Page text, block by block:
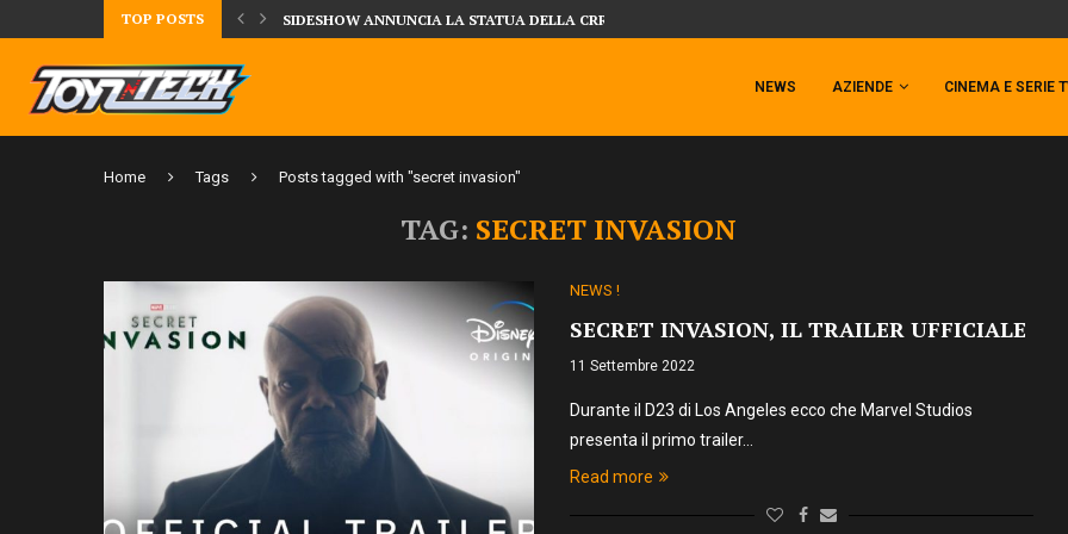
TOP POSTS
LA FIGURE DI IPPO MAKUNOUCHI! SIDESHOW ANNUNCIA LA STATUA DELLA CRRATURA DELLA LAGUNA...
NEWS AZIENDE CINEMA E SERIE
Home Tags Posts tagged with "secret invasion"
TAG: SECRET INVASION
NEWS !
SECRET INVASION, IL TRAILER UFFICIALE
11 Settembre 2022
Durante il D23 di Los Angeles ecco che Marvel Studios
presenta il primo trailer…
Read more